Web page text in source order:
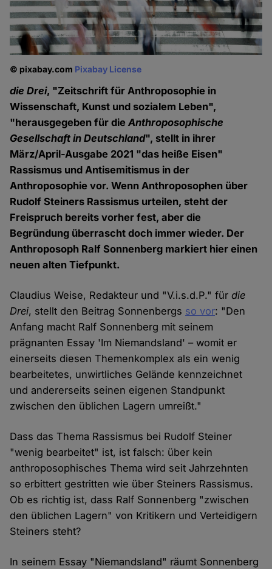
© pixabay.com Pixabay License
die Drei, "Zeitschrift für Anthroposophie in
Wissenschaft, Kunst und sozialem Leben",
"herausgegeben für dieAnthroposophische
Gesellschaft in Deutschland", stellt in ihrer
März/April-Ausgabe 2021 "das heiße Eisen"
Rassismus und Antisemitismus in der
Anthroposophie vor. Wenn Anthroposophen über
Rudolf Steiners Rassismus urteilen, steht der
Freispruch bereits vorher fest, aber die
Begründung überrascht doch immer wieder. Der
Anthroposoph Ralf Sonnenberg markiert hier einen
neuen alten Tiefpunkt.
Claudius Weise, Redakteur und "V.i.s.d.P." fürdie
Drei, stellt den Beitrag Sonnenbergs so vor: "Den
Anfang macht Ralf Sonnenberg mit seinem
prägnanten Essay 'Im Niemandsland' – womit er
einerseits diesen Themenkomplex als ein wenig
bearbeitetes, unwirtliches Gelände kennzeichnet
und andererseits seinen eigenen Standpunkt
zwischen den üblichen Lagern umreißt."
Dass das Thema Rassismus bei Rudolf Steiner
"wenig bearbeitet" ist, ist falsch: über kein
anthroposophisches Thema wird seit Jahrzehnten
so erbittert gestritten wie über Steiners Rassismus.
Ob es richtig ist, dass Ralf Sonnenberg "zwischen
den üblichen Lagern" von Kritikern und Verteidigern
Steiners steht?
In seinem Essay "Niemandsland" räumt Sonnenberg